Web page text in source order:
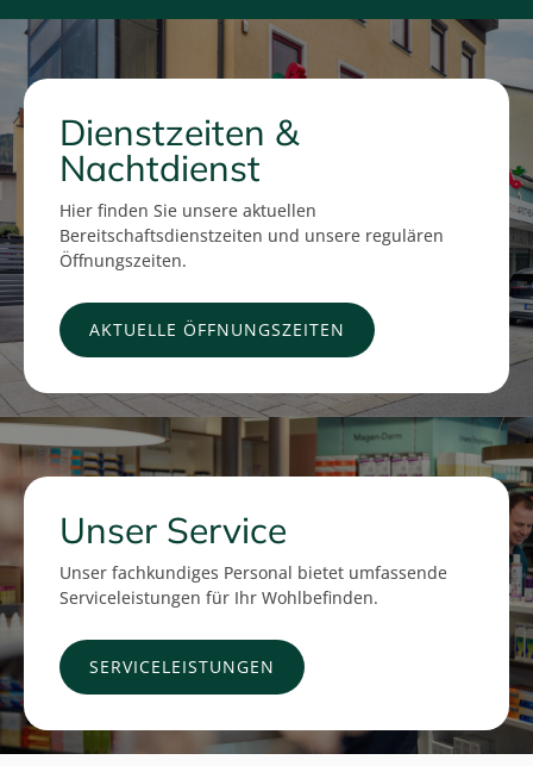
Dienstzeiten &
Nachtdienst
Hier finden Sie unsere aktuellen
Bereitschaftsdienstzeiten und unsere regulären
Öffnungszeiten.
AKTUELLE ÖFFNUNGSZEITEN
Unser Service
Unser fachkundiges Personal bietet umfassende
Serviceleistungen für Ihr Wohlbefinden.
SERVICELEISTUNGEN